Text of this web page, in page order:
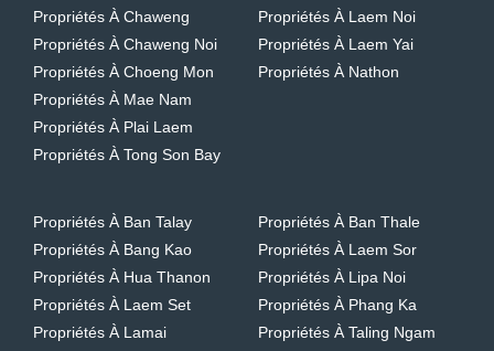
Propriétés À Chaweng
Propriétés À Chaweng Noi
Propriétés À Choeng Mon
Propriétés À Mae Nam
Propriétés À Plai Laem
Propriétés À Tong Son Bay
Propriétés À Laem Noi
Propriétés À Laem Yai
Propriétés À Nathon
Propriétés À Ban Talay
Propriétés À Bang Kao
Propriétés À Hua Thanon
Propriétés À Laem Set
Propriétés À Lamai
Propriétés À Ban Thale
Propriétés À Laem Sor
Propriétés À Lipa Noi
Propriétés À Phang Ka
Propriétés À Taling Ngam